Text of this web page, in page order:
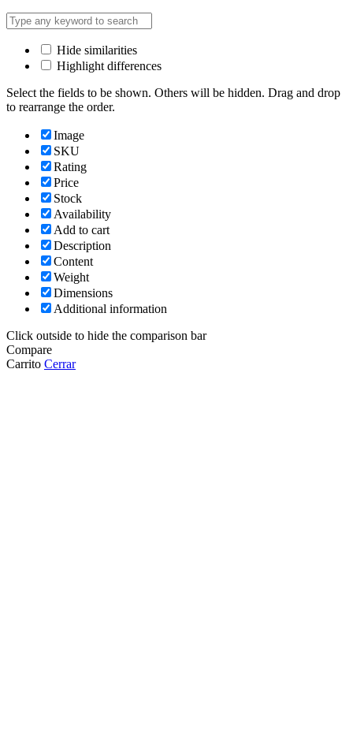
Hide similarities
Highlight differences
Select the fields to be shown. Others will be hidden. Drag and drop
to rearrange the order.
Image
SKU
Rating
Price
Stock
Availability
Add to cart
Description
Content
Weight
Dimensions
Additional information
Click outside to hide the comparison bar
Compare
Carrito Cerrar